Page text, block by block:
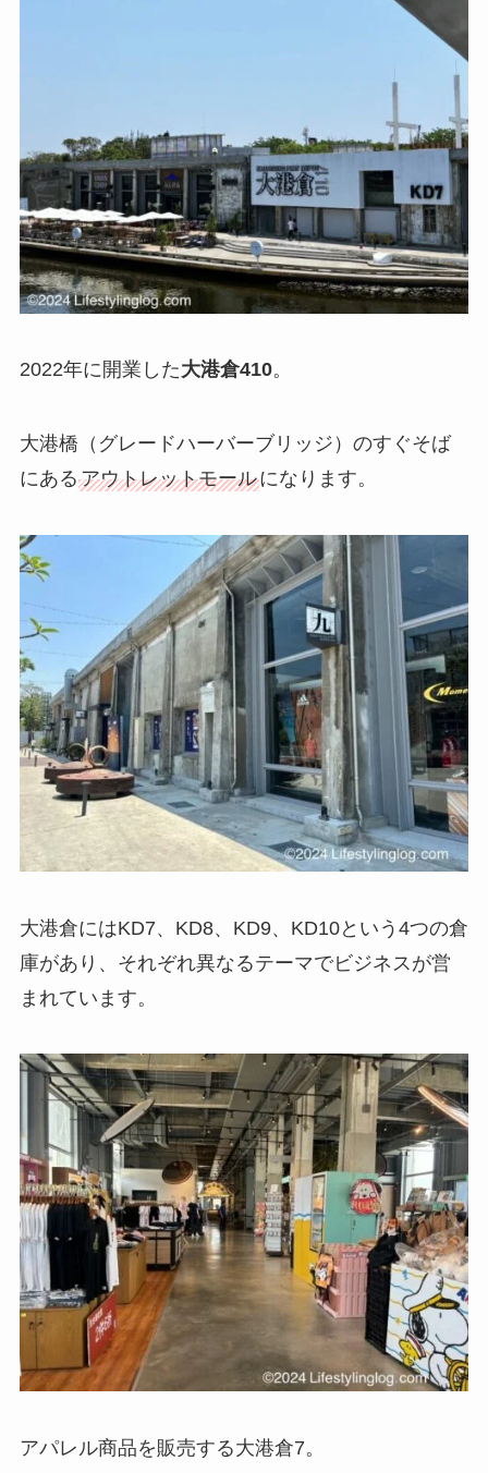
2022年に開業 した大港倉410。
大港橋（グレードハーバーブリッジ）のすぐそば
にあるアウトレットモールになります。
大港倉にはKD7、KD8、KD9、KD10という 4つの倉
庫があり、それぞれ異なるテーマでビジネスが営
まれています。
アパレル商品を販売する大港倉7。